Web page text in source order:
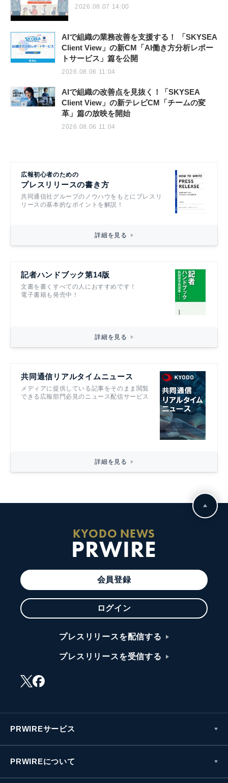
2026.08.07 14:00
AIで組織の業務改善を支援する！ 「SKYSEA
Client View」の新CM「AI働き方分析レポー
トサービス」篇を公開
2026.08.06 11:04
AIで組織の改善点を見抜く！「SKYSEA
Client View」の新テレビCM「チームの変
革」篇の放映を開始
2026.08.06 11:04
広報初心者のための
プレスリリースの書き方
共同通信社グループのノウハウをもとにプレスリ
リースの基本的なポイントを解説！
詳細を見る
記者ハンドブック第14版
文書を書くすべての人におすすめです！
電子書籍も発売中！
詳細を見る
共同通信リアルタイムニュース
メディアに提供している記事をそのまま閲覧
できる広報部門必見のニュース配信サービス
詳細を見る
KYODO NEWS
PRWIRE
会員登録
ログイン
プレスリリースを配信する
プレスリリースを受信する
PRWIREサービス
PRWIREについて